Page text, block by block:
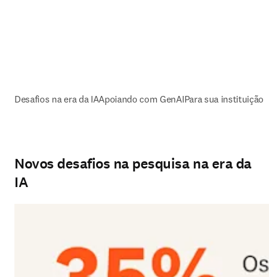
Desafios na era da IAApoiando com GenAIPara sua instituição
Novos desafios na pesquisa na era da
IA